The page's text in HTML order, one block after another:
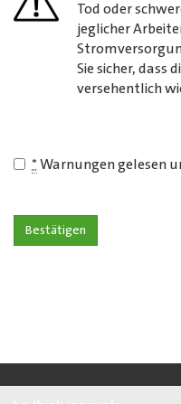
Tod oder
jeglicher
Sie sicher, dass
versehentlich
* Warnungen gelesen